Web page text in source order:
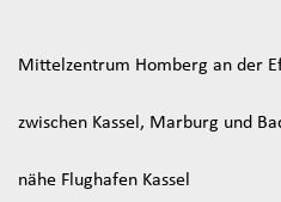
Mittelzentrum Homberg an der
zwischen Kassel, Marburg und
nähe Flughafen Kassel